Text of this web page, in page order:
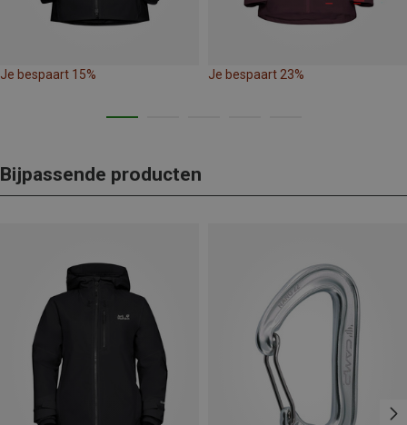
Je bespaart 15% Je bespaart 23%
Bijpassende producten